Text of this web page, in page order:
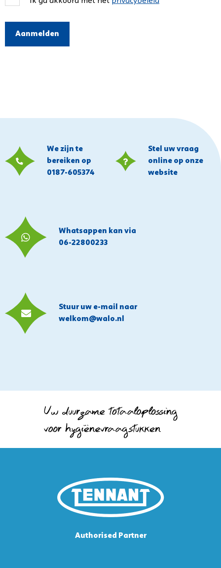
Aanmelden
We zijn te
bereiken op
0187-605374
Stel uw vraag
online op onze
website
Whatsappen kan via
06-22800233
Stuur uw e-mail naar
welkom@walo.nl
Authorised Partner